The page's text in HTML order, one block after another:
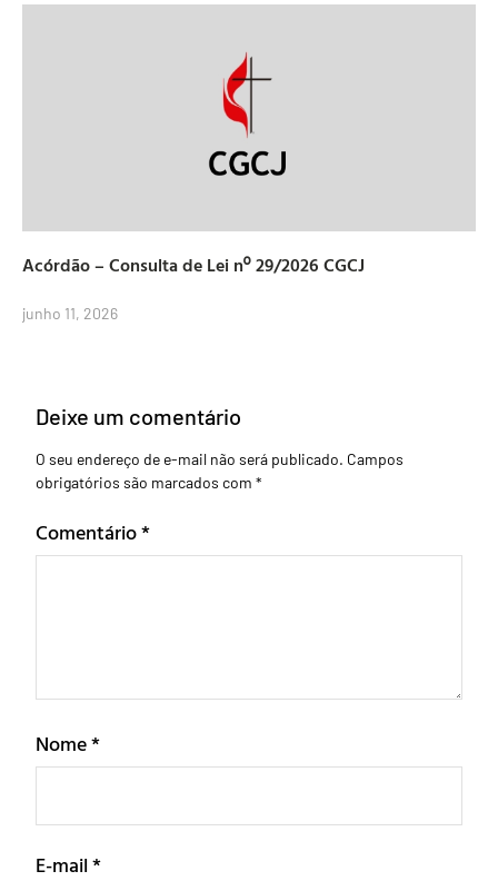
Acórdão – Consulta de Lei nº 29/2026 CGCJ
junho 11, 2026
Deixe um comentário
O seu endereço de e-mail não será publicado. Campos
obrigatórios são marcados com *
Comentário*
Nome*
E-mail*